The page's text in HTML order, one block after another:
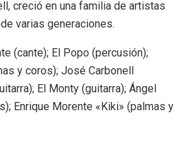
creció en una familia de artistas
varias generaciones.
(cante); El Popo (percusión);
y coros); José Carbonell
El Monty (guitarra); Ángel
Enrique Morente «Kiki» (palmas y